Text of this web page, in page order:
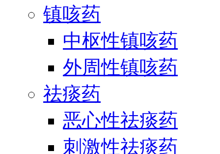
镇咳药
中枢性镇咳药
外周性镇咳药
祛痰药
恶心性祛痰药
刺激性祛痰药